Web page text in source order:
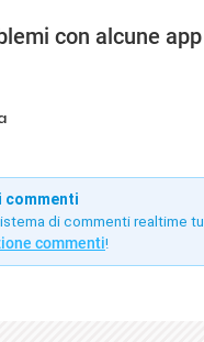
con alcune
commenti
di commenti realtime
commenti!